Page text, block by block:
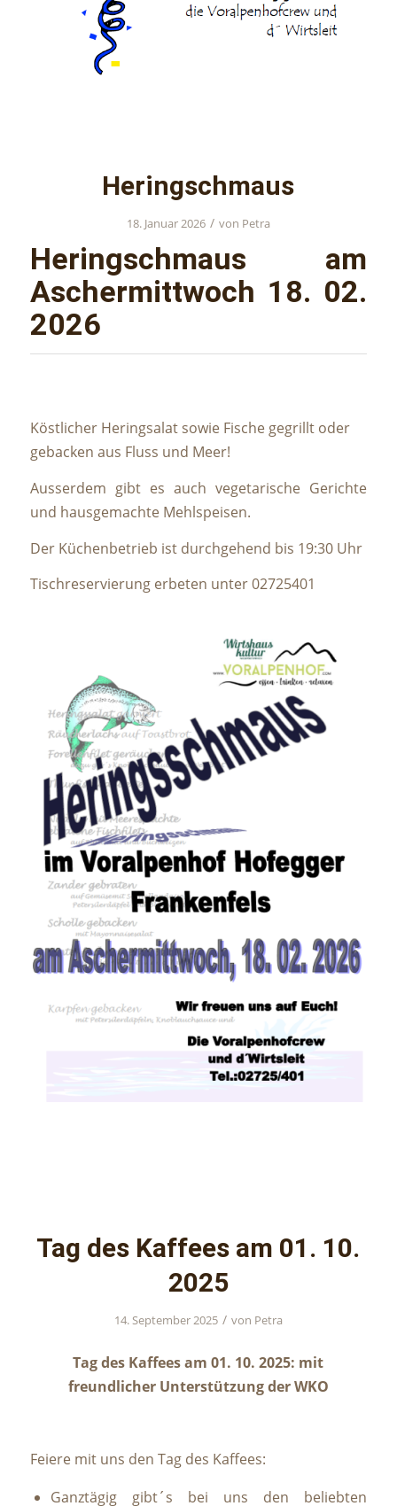
Heringschmaus
18. Januar 2026 / von Petra
Heringschmaus am
Aschermittwoch 18. 02.
2026
Köstlicher Heringsalat sowie Fische gegrillt oder
gebacken aus Fluss und Meer!
Ausserdem gibt es auch vegetarische Gerichte
und hausgemachte Mehlspeisen.
Der Küchenbetrieb ist durchgehend bis 19:30 Uhr
Tischreservierung erbeten unter 02725401
Tag des Kaffees am 01. 10.
2025
14. September 2025 / von Petra
Tag des Kaffees am 01. 10. 2025: mit
freundlicher Unterstützung der WKO
Feiere mit uns den Tag des Kaffees:
Ganztägig gibt´s bei uns den beliebten